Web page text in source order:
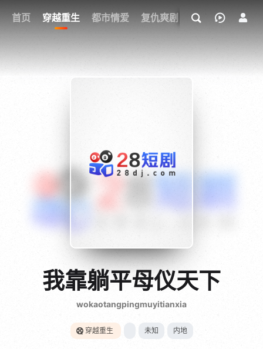
首页 穿越重生 都市情爱 复仇爽剧 玄幻武侠 奇幻
我的观影记录
{if condition="$obj.vod_points
gt 0"}
28短剧
我靠躺平母仪天下
wokaotangpingmuyitianxia
穿越重生 未知 内地